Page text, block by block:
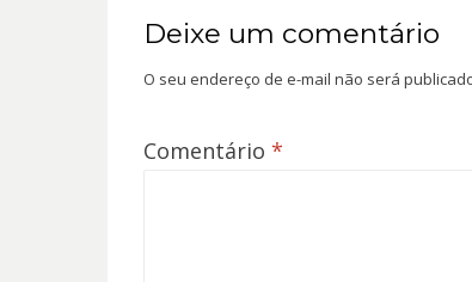
Deixe um comentário
O seu endereço de e-mail não será
Comentário *